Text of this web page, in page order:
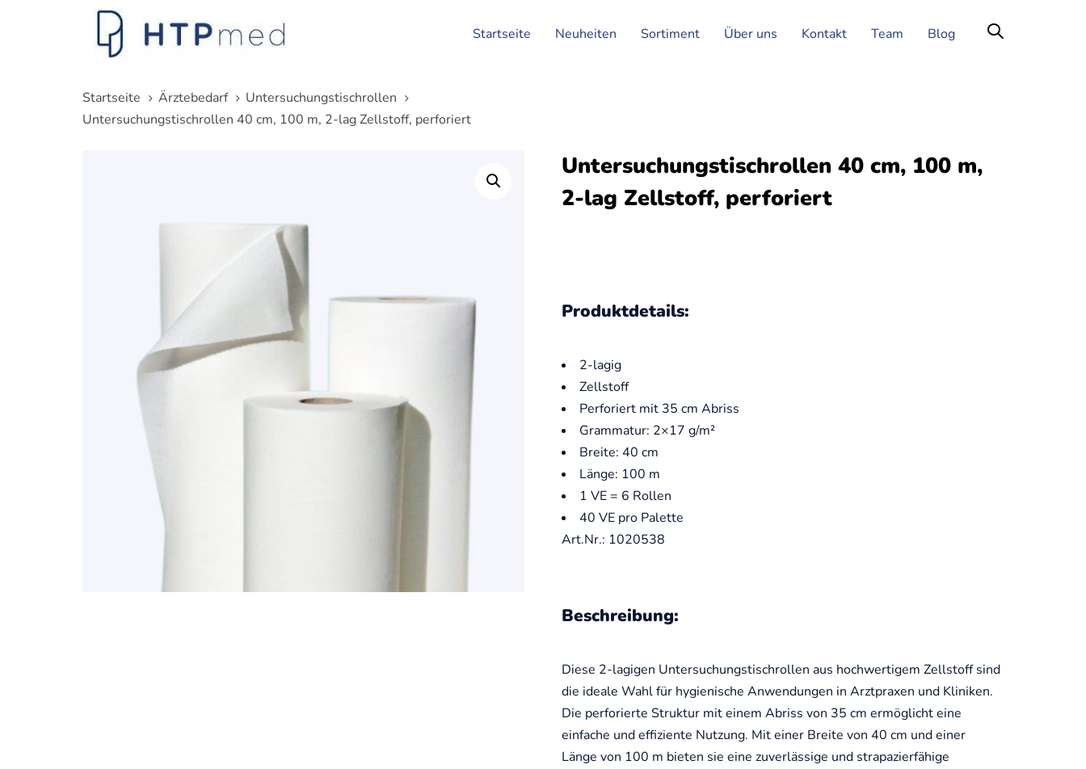
Startseite Neuheiten Sortiment Über uns Kontakt Team Blog
Startseite Ärztebedarf
Untersuchungstischrollen
Untersuchungstischrollen 40 cm, 100 m, 2-lag Zellstoff, perforiert
Untersuchungstischrollen 40 cm, 100 m,
2-lag Zellstoff, perforiert
Produktdetails:
2-lagig
Zellstoff
Perforiert mit 35 cm Abriss
Grammatur: 2×17 g/m²
Breite: 40 cm
Länge: 100 m
1 VE = 6 Rollen
40 VE pro Palette
Art.Nr.: 1020538
Beschreibung:
Diese 2-lagigen Untersuchungstischrollen aus hochwertigem Zellstoff sind
die ideale Wahl für hygienische Anwendungen in Arztpraxen und Kliniken.
Die perforierte Struktur mit einem Abriss von 35 cm ermöglicht eine
einfache und effiziente Nutzung. Mit einer Breite von 40 cm und einer
Länge von 100 m bieten sie eine zuverlässige und strapazierfähige